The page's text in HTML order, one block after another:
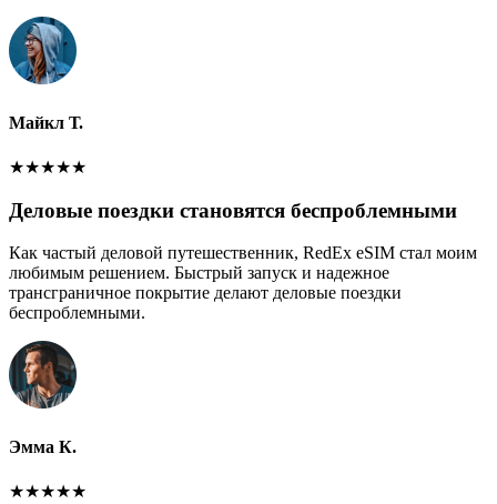
Майкл Т.
★★★★★
Деловые поездки становятся беспроблемными
Как частый деловой путешественник, RedEx eSIM стал моим
любимым решением. Быстрый запуск и надежное
трансграничное покрытие делают деловые поездки
беспроблемными.
Эмма К.
★★★★★